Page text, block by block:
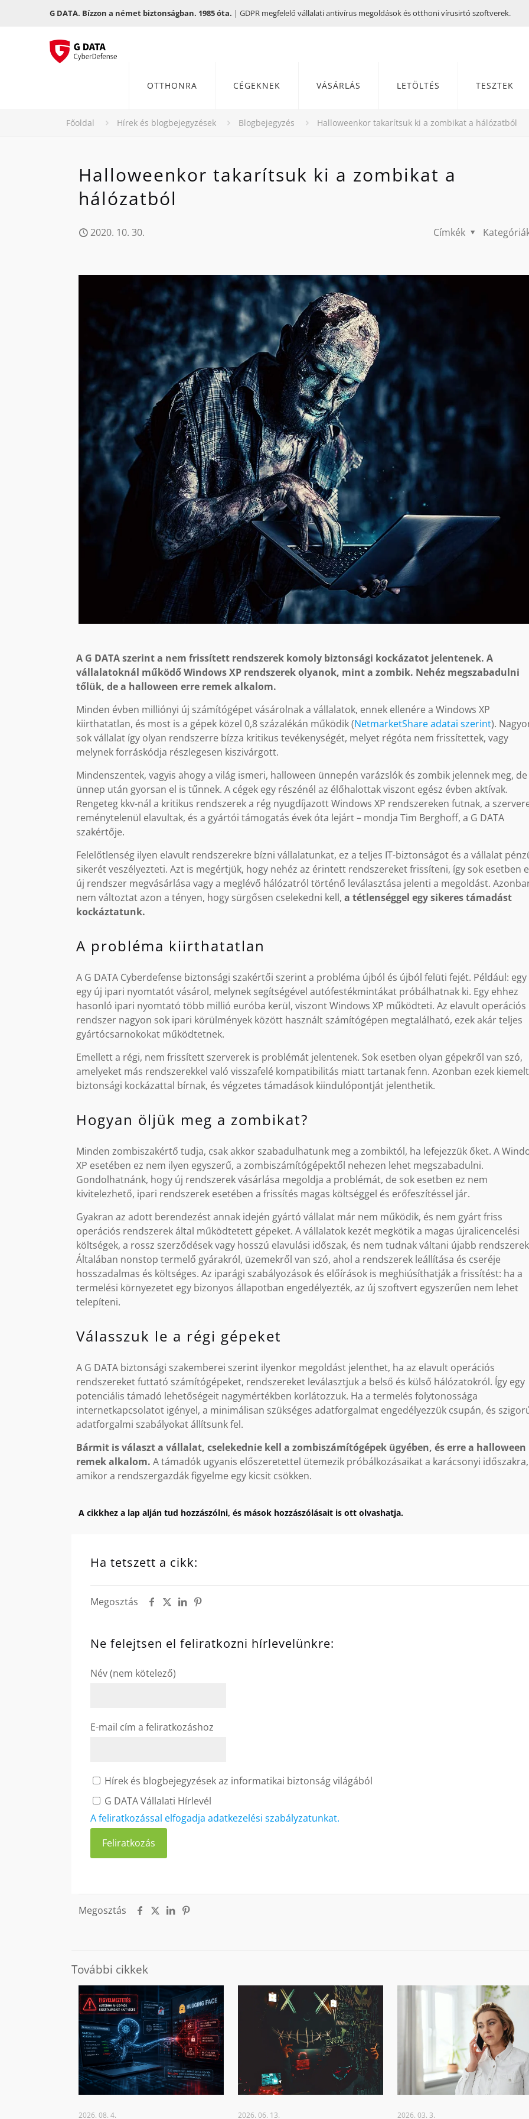
G DATA. Bízzon a német biztonságban. 1985 óta. | GDPR megfelelő vállalati antivírus megoldások és otthoni vírusirtó szoftverek.
OTTHONRA CÉGEKNEK VÁSÁRLÁS LETÖLTÉS TESZTEK
Főoldal Hírek és blogbejegyzések Blogbejegyzés Halloweenkor takarítsuk ki a zombikat a hálózatból
Halloweenkor takarítsuk ki a zombikat a
hálózatból
2020. 10. 30. Címkék
A G DATA szerint a nem frissített rendszerek komoly biztonsági kockázatot jelentenek. A
vállalatoknál működő Windows XP rendszerek olyanok, mint a zombik. Nehéz megszabadulni
tőlük, de a halloween erre remek alkalom.
Minden évben milliónyi új számítógépet vásárolnak a vállalatok, ennek ellenére a Windows XP
kiirthatatlan, és most is a gépek közel 0,8 százalékán működik (NetmarketShare adatai szerint).
sok vállalat így olyan rendszerre bízza kritikus tevékenységét, melyet régóta nem frissítettek, vagy
melynek forráskódja részlegesen kiszivárgott.
Mindenszentek, vagyis ahogy a világ ismeri, halloween ünnepén varázslók és zombik jelennek meg, de
ünnep után gyorsan el is tűnnek. A cégek egy részénél az élőhalottak viszont egész évben aktívak.
Rengeteg kkv-nál a kritikus rendszerek a rég nyugdíjazott Windows XP rendszereken futnak, a
reménytelenül elavultak, és a gyártói támogatás évek óta lejárt – mondja Tim Berghoff, a G DATA
szakértője.
Felelőtlenség ilyen elavult rendszerekre bízni vállalatunkat, ez a teljes IT-biztonságot és a vállalat
sikerét veszélyezteti. Azt is megértjük, hogy nehéz az érintett rendszereket frissíteni, így sok esetben
új rendszer megvásárlása vagy a meglévő hálózatról történő leválasztása jelenti a megoldást.
nem változtat azon a tényen, hogy sürgősen cselekedni kell,a tétlenséggel egy sikeres támadást
kockáztatunk.
A probléma kiirthatatlan
A G DATA Cyberdefense biztonsági szakértői szerint a probléma újból és újból felüti fejét. Például: egy
egy új ipari nyomtatót vásárol, melynek segítségével autófestékmintákat próbálhatnak ki. Egy ehhez
hasonló ipari nyomtató több millió euróba kerül, viszont Windows XP működteti. Az elavult operációs
rendszer nagyon sok ipari körülmények között használt számítógépen megtalálható, ezek akár teljes
gyártócsarnokokat működtetnek.
Emellett a régi, nem frissített szerverek is problémát jelentenek. Sok esetben olyan gépekről van szó,
amelyeket más rendszerekkel való visszafelé kompatibilitás miatt tartanak fenn. Azonban ezek kiemelt
biztonsági kockázattal bírnak, és végzetes támadások kiindulópontját jelenthetik.
Hogyan öljük meg a zombikat?
Minden zombiszakértő tudja, csak akkor szabadulhatunk meg a zombiktól, ha lefejezzük őket. A
XP esetében ez nem ilyen egyszerű, a zombiszámítógépektől nehezen lehet megszabadulni.
Gondolhatnánk, hogy új rendszerek vásárlása megoldja a problémát, de sok esetben ez nem
kivitelezhető, ipari rendszerek esetében a frissítés magas költséggel és erőfeszítéssel jár.
Gyakran az adott berendezést annak idején gyártó vállalat már nem működik, és nem gyárt friss
operációs rendszerek által működtetett gépeket. A vállalatok kezét megkötik a magas újralicencelési
költségek, a rossz szerződések vagy hosszú elavulási időszak, és nem tudnak váltani újabb
Általában nonstop termelő gyárakról, üzemekről van szó, ahol a rendszerek leállítása és cseréje
hosszadalmas és költséges. Az iparági szabályozások és előírások is meghiúsíthatják a frissítést: ha a
termelési környezetet egy bizonyos állapotban engedélyezték, az új szoftvert egyszerűen nem lehet
telepíteni.
Válasszuk le a régi gépeket
A G DATA biztonsági szakemberei szerint ilyenkor megoldást jelenthet, ha az elavult operációs
rendszereket futtató számítógépeket, rendszereket leválasztjuk a belső és külső hálózatokról. Így egy
potenciális támadó lehetőségeit nagymértékben korlátozzuk. Ha a termelés folytonossága
internetkapcsolatot igényel, a minimálisan szükséges adatforgalmat engedélyezzük csupán, és
adatforgalmi szabályokat állítsunk fel.
Bármit is választ a vállalat, cselekednie kell a zombiszámítógépek ügyében, és erre a halloween
remek alkalom. A támadók ugyanis előszeretettel ütemezik próbálkozásaikat a karácsonyi időszakra,
amikor a rendszergazdák figyelme egy kicsit csökken.
A cikkhez a lap alján tud hozzászólni, és mások hozzászólásait is ott olvashatja.
Ha tetszett a cikk:
Megosztás
Ne felejtsen el feliratkozni hírlevelünkre:
Név (nem kötelező)
E-mail cím a feliratkozáshoz
Hírek és blogbejegyzések az informatikai biztonság világából
G DATA Vállalati Hírlevél
A feliratkozással elfogadja adatkezelési szabályzatunkat.
Megosztás
További cikkek
2026. 08. 4. 2026. 06. 13. 2026. 03. 3.